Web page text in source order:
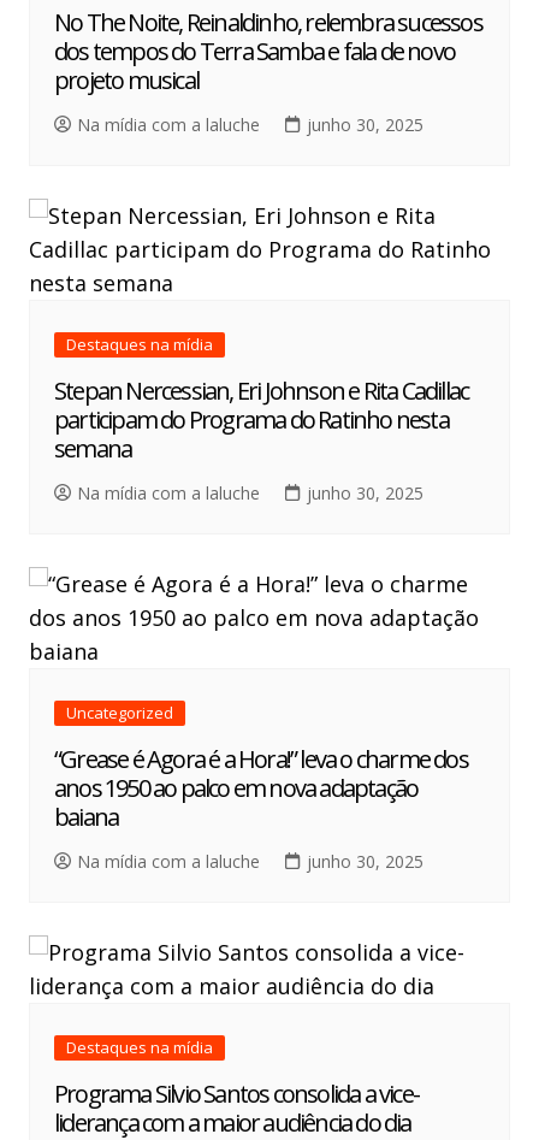
No The Noite, Reinaldinho, relembra sucessos
dos tempos do Terra Samba e fala de novo
projeto musical
Na mídia com a laluche junho 30, 2025
Destaques na mídia
Stepan Nercessian, Eri Johnson e Rita Cadillac
participam do Programa do Ratinho nesta
semana
Na mídia com a laluche junho 30, 2025
Uncategorized
“Grease é Agora é a Hora!” leva o charme dos
anos 1950 ao palco em nova adaptação
baiana
Na mídia com a laluche junho 30, 2025
Destaques na mídia
Programa Silvio Santos consolida a vice-
liderança com a maior audiência do dia